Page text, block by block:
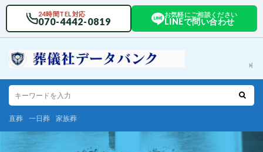
24時間TEL対応
070-4442-0819
お気軽にご相談ください
LINEで問い合わせ
直葬 一日葬 家族葬